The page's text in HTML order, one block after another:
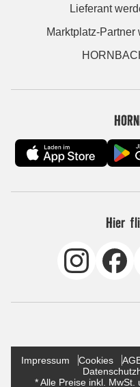
Lieferant
Marktplatz-
Hier
Impressum Cookies
* Alle Preise inkl.